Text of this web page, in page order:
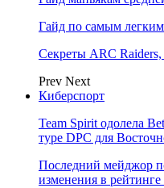
Гайд по самым
Секреты ARC
Prev Next
Киберспорт
Team Spirit одолела
туре DPC для
Последний мейджор
изменения в